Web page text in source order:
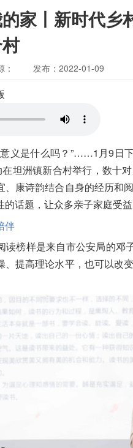
家丨新时代乡
： 发布：2022-01-09
义是什么吗？”……1月9日
在坦洲镇新合村举行，数十
、康诗韵结合自身的经历和
话题，让众多亲子家庭受益
伴
读榜样是来自市公安局的邓
、提高理论水平，也可以改